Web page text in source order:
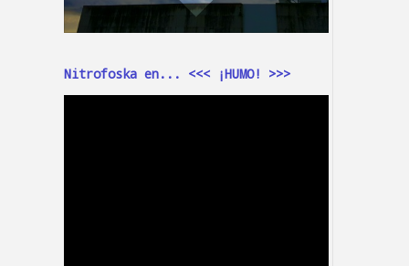
Nitrofoska en... <<< ¡HUMO! >>>